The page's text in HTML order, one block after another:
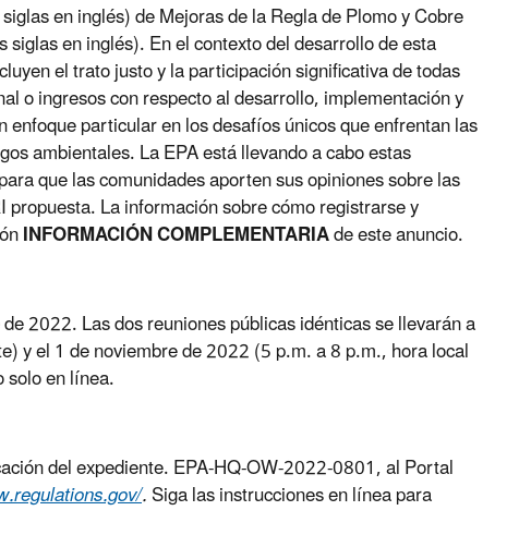
en inglés) de Mejoras de la Regla de Plomo y Cobre
en inglés). En el contexto del desarrollo de esta
el trato justo y la participación significativa de todas
o ingresos con respecto al desarrollo, implementación y
particular en los desafíos únicos que enfrentan las
ambientales. La EPA está llevando a cabo estas
que las comunidades aporten sus opiniones sobre las
La información sobre cómo registrarse y
INFORMACIÓN COMPLEMENTARIAde este anuncio.
2022. Las dos reuniones públicas idénticas se llevarán a
y el 1 de noviembre de 2022 (5 p.m. a 8 p.m., hora local
en línea.
del expediente. EPA-HQ-OW-2022-0801, al Portal
.Siga las instrucciones en línea para